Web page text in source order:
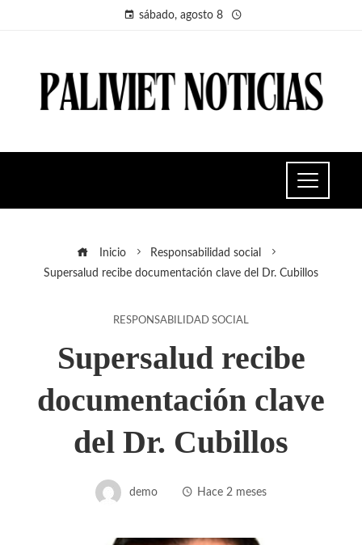
sábado, agosto 8
Inicio
Responsabilidad social
Supersalud recibe documentación clave del Dr. Cubillos
RESPONSABILIDAD SOCIAL
Supersalud recibe
documentación clave
del Dr. Cubillos
demo Hace 2 meses